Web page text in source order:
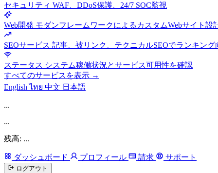
セキュリティ WAF、DDoS保護、24/7 SOC監視
Web開発 モダンフレームワークによるカスタムWebサイト設
SEOサービス 記事、被リンク、テクニカルSEOでランキング
ステータス システム稼働状況とサービス可用性を確認
すべてのサービスを表示 →
Englishไทย 中文 日本語
...
...
残高: ...
ダッシュボード プロフィール 請求 サポート
ログアウト